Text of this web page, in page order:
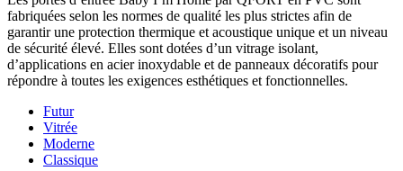
fabriquées selon les normes de qualité les plus strictes afin de
garantir une protection thermique et acoustique unique et un niveau
de sécurité élevé. Elles sont dotées d’un vitrage isolant,
d’applications en acier inoxydable et de panneaux décoratifs pour
répondre à toutes les exigences esthétiques et fonctionnelles.
Futur
Vitrée
Moderne
Classique